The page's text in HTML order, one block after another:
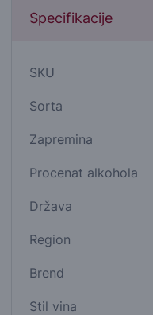
Specifikacije
SKU
Sorta
Zapremina
Procenat alkohola
Država
Region
Brend
Stil vina